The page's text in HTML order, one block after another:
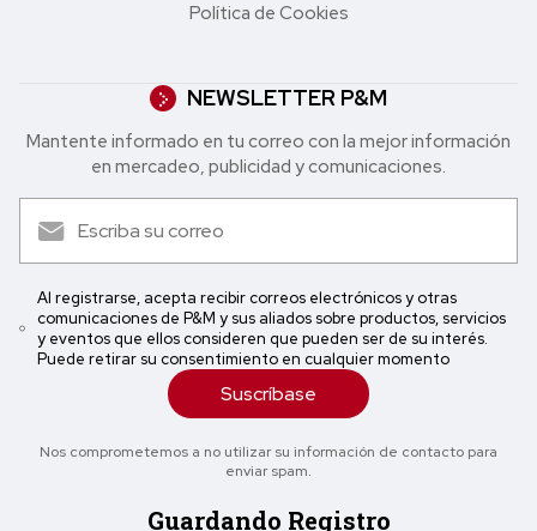
Política de Cookies
NEWSLETTER P&M
Mantente informado en tu correo con la mejor in formación
en mercadeo, publicidad y comunicaciones.
Al registrarse, acepta recibir correos electrónicos y otras
comunicaciones de P&M y sus aliados sobre productos, servicios
y eventos que ellos consideren que pueden ser de su interés.
Puede retirar su consentimiento en cualquier momento
Suscríbase
Nos comprometemos a no utilizar su información de contacto para
enviar spam.
Guardando Registro